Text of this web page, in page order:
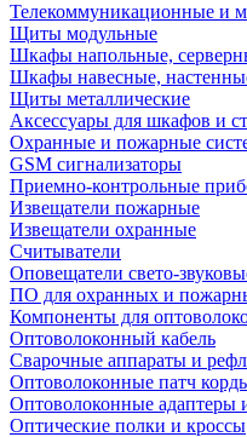
Телекоммуникационные и
Щиты модульные
Шкафы напольные,
Шкафы навесные,
Щиты металлические
Аксессуары для шкафов и
Охранные и пожарные
GSM сигнализаторы
Приемно-контрольные
Извещатели пожарные
Извещатели охранные
Считыватели
Оповещатели свето-
ПО для охранных и
Компоненты для
Оптоволоконный кабель
Сварочные аппараты и
Оптоволоконные патч
Оптоволоконные адаптеры
Оптические полки и кроссы